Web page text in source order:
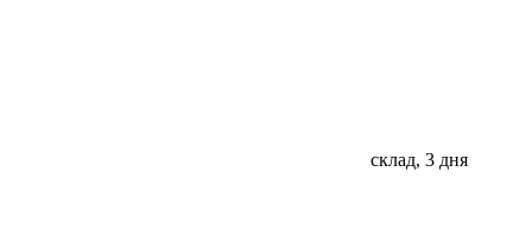
склад, 3 дня